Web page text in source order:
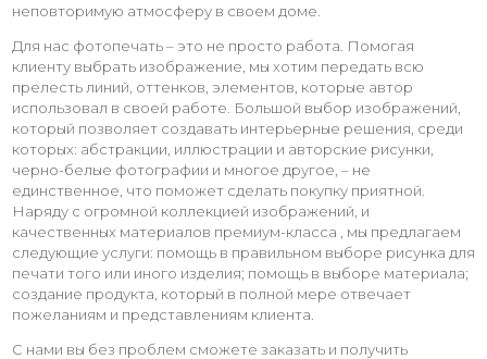
неповторимую атмосферу в своем доме.
Для нас фотопечать – это не просто работа. Помогая
клиенту выбрать изображение, мы хотим передать всю
прелесть линий, оттенков, элементов, которые автор
использовал в своей работе. Большой выбор изображений,
который позволяет создавать интерьерные решения, среди
которых: абстракции, иллюстрации и авторские рисунки,
черно-белые фотографии и многое другое, – не
единственное, что поможет сделать покупку приятной.
Наряду с огромной коллекцией изображений, и
качественных материалов премиум-класса , мы предлагаем
следующие услуги: помощь в правильном выборе рисунка для
печати того или иного изделия; помощь в выборе материала;
создание продукта, который в полной мере отвечает
пожеланиям и представлениям клиента.
С нами вы без проблем сможете заказать и получить